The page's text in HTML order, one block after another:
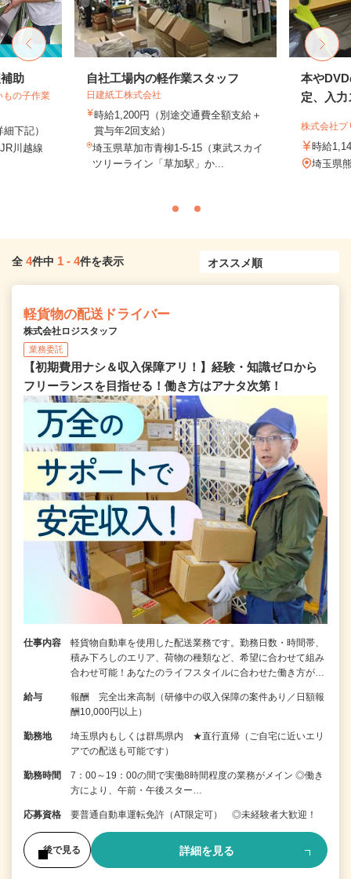
助
の子作業
下記）
川越線
自社工場内の軽作業スタッフ
日建紙工株式会社
時給1,200円（別途交通費全額支給＋
賞与年2回支給）
埼玉県草加市青柳1‐5‐15（東武スカイ
ツリーライン「草加駅」か...
本や
定、入
株式会社
時給
埼玉県
全 4件中 1 - 4件を表示
軽貨物の配送ドライバー
株式会社ロジスタッフ
業務委託
【初期費用ナシ＆収入保障アリ！】経験・知識ゼロから
フリーランスを目指せる！働き方はアナタ次第！
仕事内容
軽貨物自動車を使用した配送業務です。勤務日数・時間帯、
積み下ろしのエリア、荷物の種類など、希望に合わせて組み
合わせ可能！あなたのライフスタイルに合わせた働き方が…
給与
報酬 完全出来高制（研修中の収入保障の案件あり／日額報
酬10,000円以上）
勤務地
埼玉県内もしくは群馬県内 ★直行直帰（ご自宅に近いエリ
アでの配送も可能です）
勤務時間
7：00～19：00の間で実働8時間程度の業務がメイン ◎働き
方により、午前・午後スター…
応募資格 要普通自動車運転免許（AT限定可） ◎未経験者大歓迎！
後で見る 詳細を見る